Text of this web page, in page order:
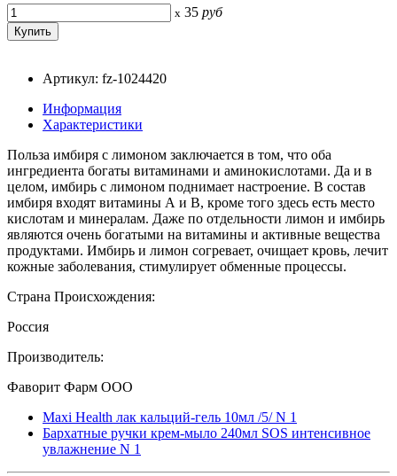
x 35 руб
Артикул: fz-1024420
Информация
Характеристики
Польза имбиря с лимоном заключается в том, что оба
ингредиента богаты витаминами и аминокислотами. Да и в
целом, имбирь с лимоном поднимает настроение. В состав
имбиря входят витамины А и В, кроме того здесь есть место
кислотам и минералам. Даже по отдельности лимон и имбирь
являются очень богатыми на витамины и активные вещества
продуктами. Имбирь и лимон согревает, очищает кровь, лечит
кожные заболевания, стимулирует обменные процессы.
Страна Происхождения:
Россия
Производитель:
Фаворит Фарм ООО
Maxi Health лак кальций-гель 10мл /5/ N 1
Бархатные ручки крем-мыло 240мл SOS интенсивное
увлажнение N 1